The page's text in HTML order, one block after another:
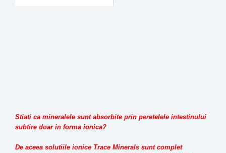
Stiati ca mineralele sunt absorbite prin peretelele intestinului
subtire doar in forma ionica?
De aceea solutiile ionice Trace Minerals sunt complet